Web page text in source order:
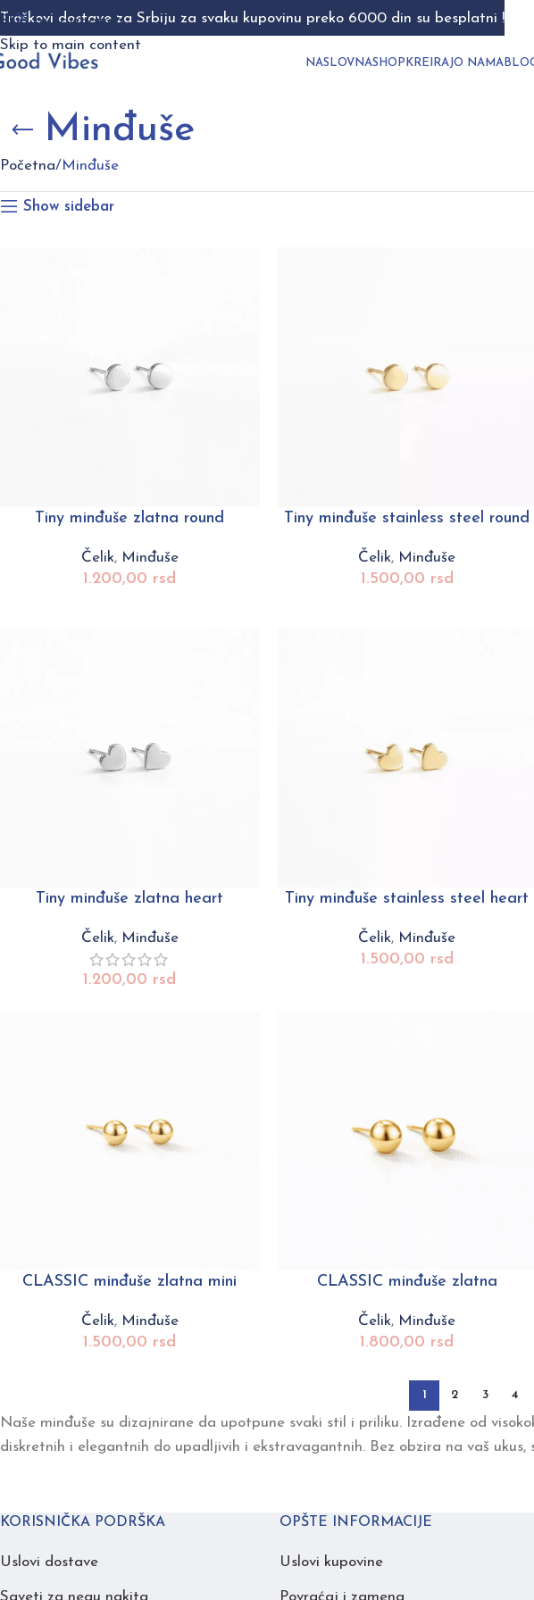
Skip to navigation
Skip to main content
NASLOVNASHOP KREIRAJ O NAMA
Minđuše
Početna Minđuše
Show sidebar
Tiny minđuše zlatna round
Čelik, Minđuše
1.200,00 rsd
Tiny minđuše stainless steel round
Čelik, Minđuše
1.500,00 rsd
Tiny minđuše zlatna heart
Čelik, Minđuše
1.200,00 rsd
Tiny minđuše stainless steel heart
Čelik, Minđuše
1.500,00 rsd
CLASSIC minđuše zlatna mini
Čelik, Minđuše
1.500,00 rsd
CLASSIC minđuše zlatna
Čelik, Minđuše
1.800,00 rsd
1 2 3 4
Naše minđuše su dizajnirane da upotpune svaki stil i priliku. Izrađene od
diskretnih i elegantnih do upadljivih i ekstravagantnih. Bez obzira na vaš
KORISNIČKA PODRŠKA
Uslovi dostave
Saveti za negu nakita
OPŠTE INFORMACIJE
Uslovi kupovine
Povraćaj i zamena
Troškovi dostave za Srbiju za svaku kupovinu preko 6000 din su besplatni !